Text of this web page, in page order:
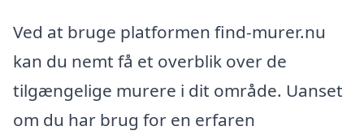
Ved at bruge platformen find-murer.nu
kan du nemt få et overblik over de
tilgængelige murere i dit område. Uanset
om du har brug for en erfaren